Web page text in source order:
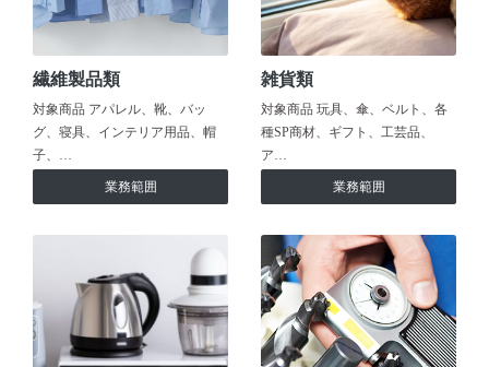
繊維製品類
対象商品 アパレル、靴、バッ
グ、寝具、インテリア用品、帽
子、…
業務範囲
雑貨類
対象商品 玩具、傘、ベルト、各
種SP商材、ギフト、工芸品、
ア…
業務範囲